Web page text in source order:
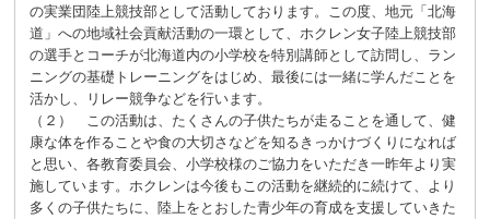
の実業団陸上競技部として活動しております。この度、地元「北海
道」への地域社会貢献活動の一環として、ホクレン女子陸上競技部
の選手とコーチが北海道内の小学校を特別講師として訪問し、ラン
ニングの基礎トレーニングをはじめ、最後には一緒に学んだことを
活かし、リレー競争などを行います。
（２） この活動は、たくさんの子供たちが走ることを通して、健
康な体を作ることや食の大切さなどを知るきっかけづくりになれば
と思い、各教育委員会、小学校様のご協力をいただき一昨年より実
施しています。ホクレンは今後もこの活動を継続的に続けて、より
多くの子供たちに、陸上をとおした青少年の育成を支援していきた